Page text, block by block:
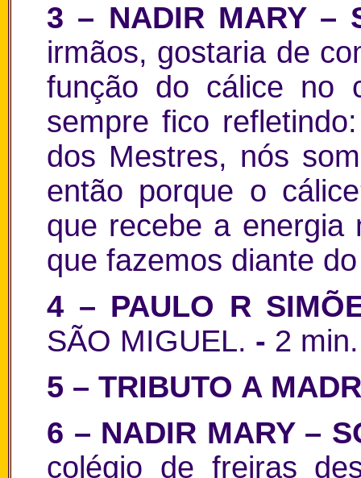
3 – NADIR MARY –
irmãos, gostaria de
função do cálice no
sempre fico
dos Mestres, nós
então porque o
que recebe a energia
que fazemos diante
4 – PAULO R
SÃO MIGUEL. - 2 min.
5 – TRIBUTO A
6 – NADIR MARY –
colégio de freiras